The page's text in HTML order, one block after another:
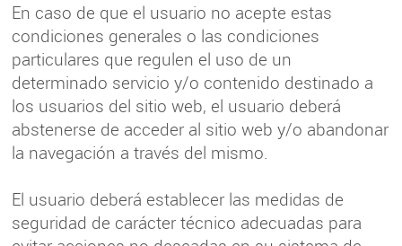
En caso de que el usuario no acepte estas
condiciones generales o las condiciones
particulares que regulen el uso de un
determinado servicio y/o contenido destinado a
los usuarios del sitio web, el usuario deberá
abstenerse de acceder al sitio web y/o abandonar
la navegación a través del mismo.
El usuario deberá establecer las medidas de
seguridad de carácter técnico adecuadas para